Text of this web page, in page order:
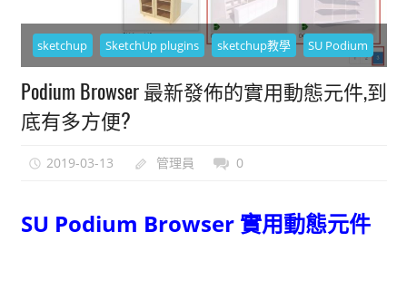
3D
軟
體
sketchup SketchUp plugins sketchup教學 SU Podium
Podium Browser 最新發佈的實用動態元件,到
底有多方便?
2019-03-13 管理員 0
SU Podium Browser 實用動態元件